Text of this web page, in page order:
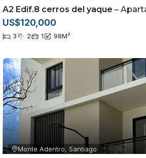
A2 Edif.8 cerros del yaque – Apartamento de 3
US$120,000
3 2 1 98M²
Monte Adentro, Santiago